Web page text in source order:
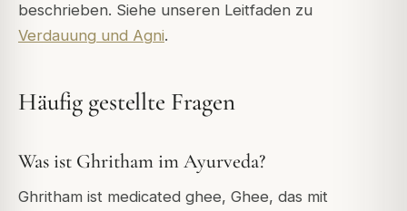
beschrieben. Siehe unseren Leitfaden zu
Verdauung und Agni.
Häufig gestellte Fragen
Was ist Ghritham im Ayurveda?
Ghritham ist medicated ghee, Ghee, das mit